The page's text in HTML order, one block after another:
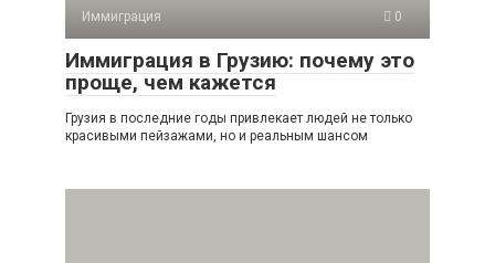
Иммиграция 0
Иммиграция в Грузию: почему это
проще, чем кажется
Грузия в последние годы привлекает людей не только
красивыми пейзажами, но и реальным шансом